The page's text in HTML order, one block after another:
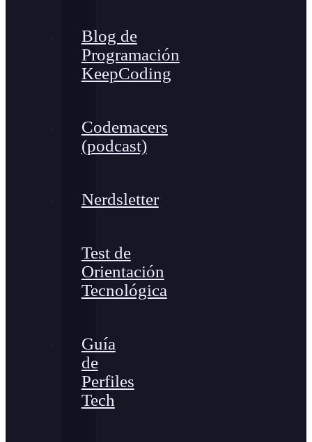
Blog de
Programación
KeepCoding
Codemacers
(podcast)
Nerdsletter
Test de
Orientación
Tecnológica
Guía
de
Perfiles
Tech